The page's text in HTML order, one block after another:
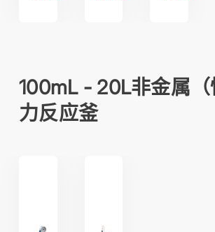
100mL - 20L非金属
力反应釜